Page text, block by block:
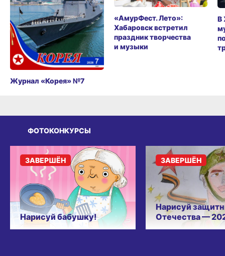
Журнал «Корея» №7
«АмурФест. Лето»:
Хабаровск встретил
праздник творчества
и музыки
В
ФОТОКОНКУРСЫ
Нарисуй бабушку!
ЗАВЕРШЁН
Нарисуй
Отечества —
ЗАВЕРШЁН